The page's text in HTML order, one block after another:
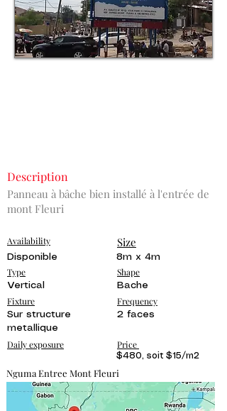
Description
Panneau à bâche bien installé à l'entrée de
mont Fleuri
Availability
Disponible
Type
Vertical
Fixture
Sur structure
metallique
Daily exposure
Size
8m x 4m
Shape
Bache
Frequency
2 faces
Price
$480, soit $15/m2
Nguma Entree Mont Fleuri